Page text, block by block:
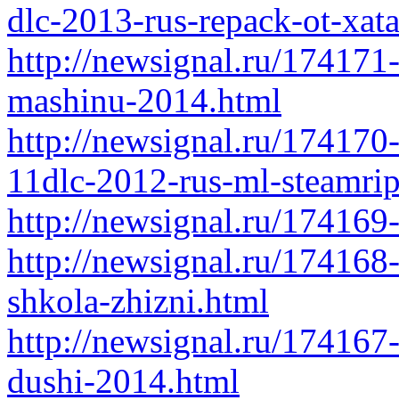
dlc-2013-rus-repack-ot-
http://newsignal.ru/
mashinu-2014.html
http://newsignal.ru/
11dlc-2012-rus-ml-
http://newsignal.ru/
http://newsignal.ru/
shkola-zhizni.html
http://newsignal.ru/
dushi-2014.html